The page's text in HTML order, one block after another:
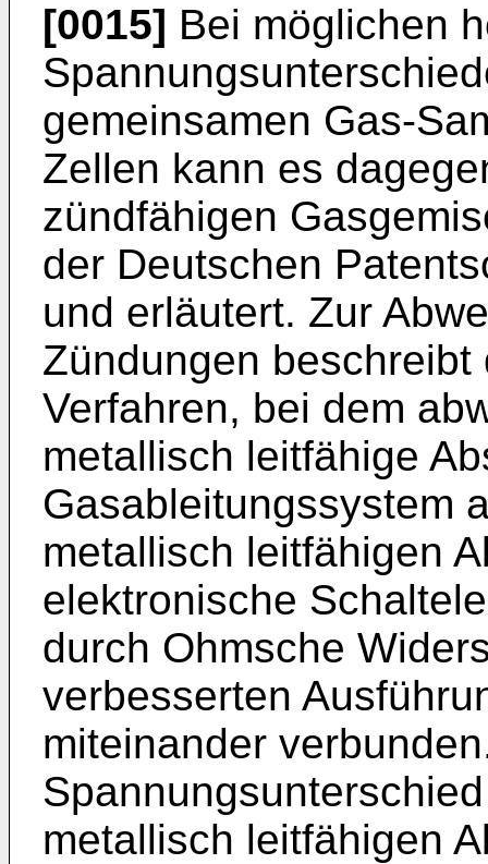
[0015] Bei möglichen
gemeinsamen Gas-
Zellen kann es
zündfähigen
der Deutschen
und erläutert. Zur
Zündungen
Verfahren, bei dem
metallisch leitfähige
Gasableitungssystem
metallisch leitfähigen
elektronische
durch Ohmsche
verbesserten
miteinander
metallisch leitfähigen